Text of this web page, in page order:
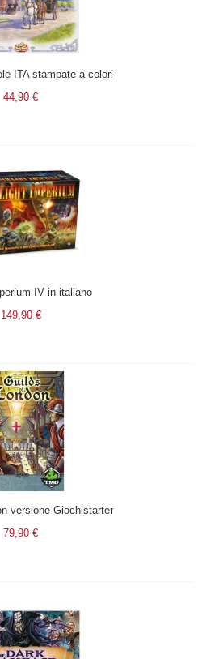
ITA stampate a colori
44,90 €
IV in italiano
149,90 €
versione Giochistarter
79,90 €